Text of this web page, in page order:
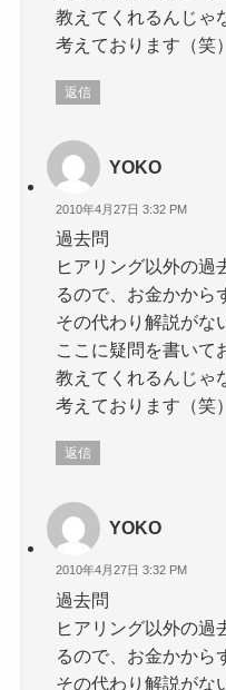
教えてくれるんじゃ
考えております（笑）
返信
YOKO
2010年4月27日 3:32 PM
過去問
ヒアリング以外の過
るので、お金かから
その代わり解説がな
ここに疑問を書いて
教えてくれるんじゃ
考えております（笑）
返信
YOKO
2010年4月27日 3:32 PM
過去問
ヒアリング以外の過
るので、お金かから
その代わり解説がな